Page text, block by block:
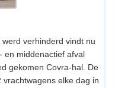
verhinderd vindt nu
en middenactief afval
gekomen Covra-hal. De
elke dag in